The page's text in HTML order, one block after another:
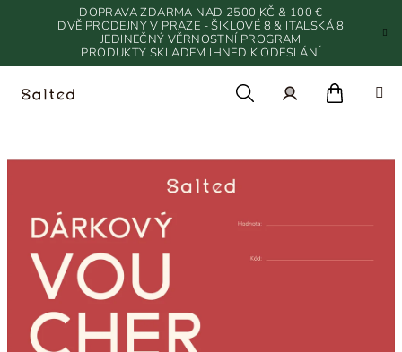
DOPRAVA ZDARMA NAD 2500 KČ & 100 €
DVĚ PRODEJNY V PRAZE - ŠIKLOVÉ 8 & ITALSKÁ 8
JEDINEČNÝ VĚRNOSTNÍ PROGRAM
PRODUKTY SKLADEM IHNED K ODESLÁNÍ